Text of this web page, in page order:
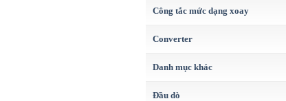
Công tắc mức dạng xoay
Converter
Danh mục khác
Đầu dò